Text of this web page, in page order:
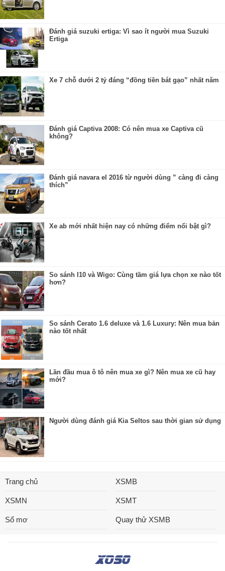
Đánh giá suzuki ertiga: Vì sao ít người mua Suzuki
Ertiga
Xe 7 chỗ dưới 2 tỷ đáng “đồng tiền bát gạo” nhất năm
Đánh giá Captiva 2008: Có nên mua xe Captiva cũ
không?
Đánh giá navara el 2016 từ người dùng ” càng đi càng
thích”
Xe ab mới nhất hiện nay có những điểm nổi bật gì?
So sánh I10 và Wigo: Cùng tầm giá lựa chọn xe nào tốt
hơn?
So sánh Cerato 1.6 deluxe và 1.6 Luxury: Nên mua bản
nào tốt nhất
Lần đầu mua ô tô nên mua xe gì? Nên mua xe cũ hay
mới?
Người dùng đánh giá Kia Seltos sau thời gian sử dụng
Trang chủ XSMB
XSMN XSMT
Sổ mơ Quay thử XSMB